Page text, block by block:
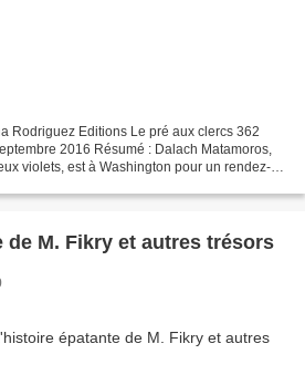
Rodriguez Editions Le pré aux clercs 362
2016 Résumé : Dalach Matamoros,
violets, est à Washington pour un rendez-
de M. Fikry et autres trésors